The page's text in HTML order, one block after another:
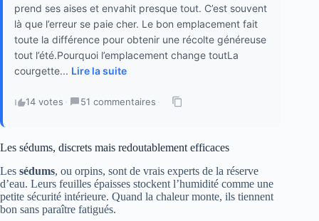
prend ses aises et envahit presque tout. C’est souvent
là que l’erreur se paie cher. Le bon emplacement fait
toute la différence pour obtenir une récolte généreuse
tout l’été.Pourquoi l’emplacement change toutLa
courgette... Lire la suite
14 votes · 51 commentaires ·
Les sédums, discrets mais redoutablement efficaces
Les sédums, ou orpins, sont de vrais experts de la réserve
d’eau. Leurs feuilles épaisses stockent l’humidité comme une
petite sécurité intérieure. Quand la chaleur monte, ils tiennent
bon sans paraître fatigués.